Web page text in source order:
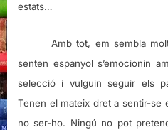
estats…
Amb tot, em sembla
senten espanyol s’emocionin
selecció i vulguin seguir els
Tenen el mateix dret a sentir-se
no ser-ho. Ningú no pot